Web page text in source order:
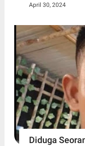
April 30, 2024
Diduga